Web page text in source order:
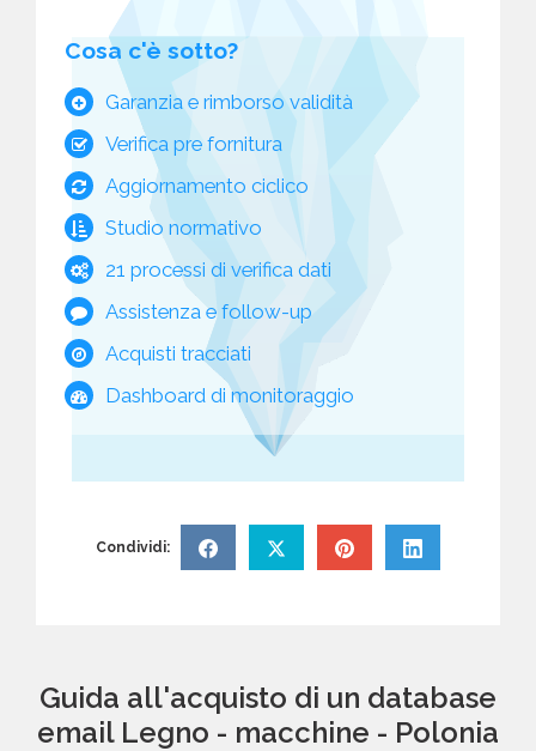
Cosa c'è sotto?
Garanzia e rimborso validità
Verifica pre fornitura
Aggiornamento ciclico
Studio normativo
21 processi di verifica dati
Assistenza e follow-up
Acquisti tracciati
Dashboard di monitoraggio
Condividi:
Guida all'acquisto di un database
email Legno - macchine - Polonia